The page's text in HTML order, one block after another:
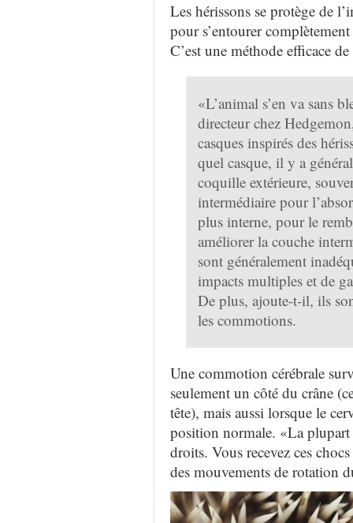
Les hérissons se protège de
pour s’entourer
C’est une méthode efficace
«L’animal s’en va sans
directeur chez
casques inspirés des
quel casque, il y a
coquille extérieure,
intermédiaire pour
plus interne, pour le
améliorer la couche
sont généralement
impacts multiples et de
De plus, ajoute-t-il, ils
les commotions.
Une commotion cérébrale
seulement un côté du crâne
tête), mais aussi lorsque le
position normale. «La plupart
droits. Vous recevez ces
des mouvements de rotation